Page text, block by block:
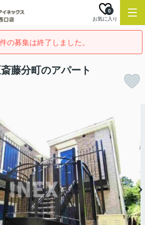
お気に入り
0
の募集は終了しました。
藤分町のアパート